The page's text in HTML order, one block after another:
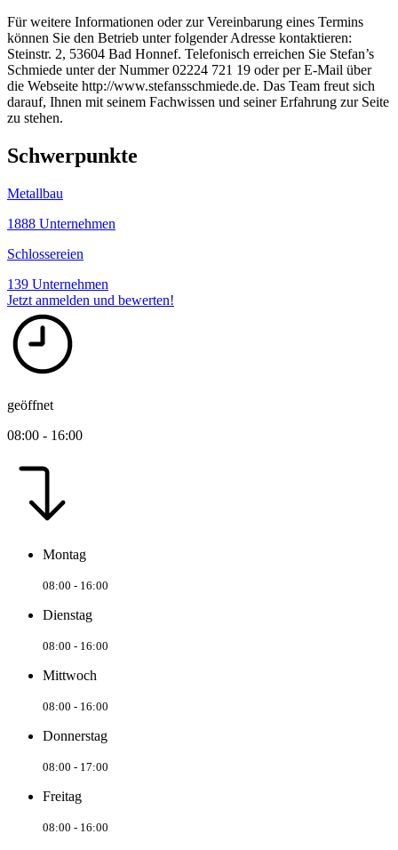
Für weitere Informationen oder zur Vereinbarung eines Termins
können Sie den Betrieb unter folgender Adresse kontaktieren:
Steinstr. 2, 53604 Bad Honnef. Telefonisch erreichen Sie Stefan’s
Schmiede unter der Nummer 02224 721 19 oder per E-Mail über
die Webseite http://www.stefansschmiede.de. Das Team freut sich
darauf, Ihnen mit seinem Fachwissen und seiner Erfahrung zur Seite
zu stehen.
Schwerpunkte
Metallbau
1888 Unternehmen
Schlossereien
139 Unternehmen
Jetzt anmelden und bewerten!
geöffnet
08:00 - 16:00
Montag
08:00 - 16:00
Dienstag
08:00 - 16:00
Mittwoch
08:00 - 16:00
Donnerstag
08:00 - 17:00
Freitag
08:00 - 16:00